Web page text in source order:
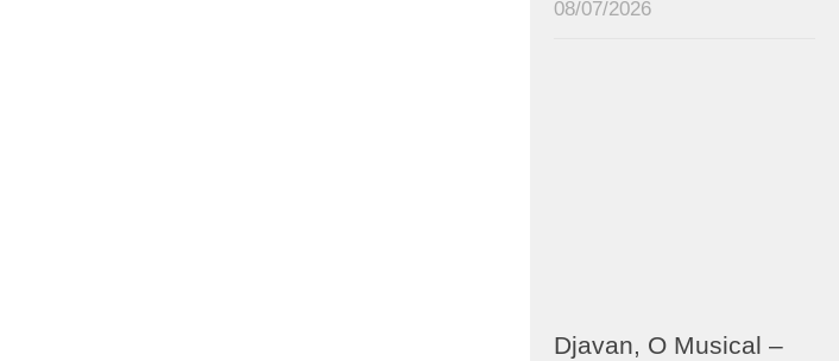
08/07/2026
Djavan, O Musical –